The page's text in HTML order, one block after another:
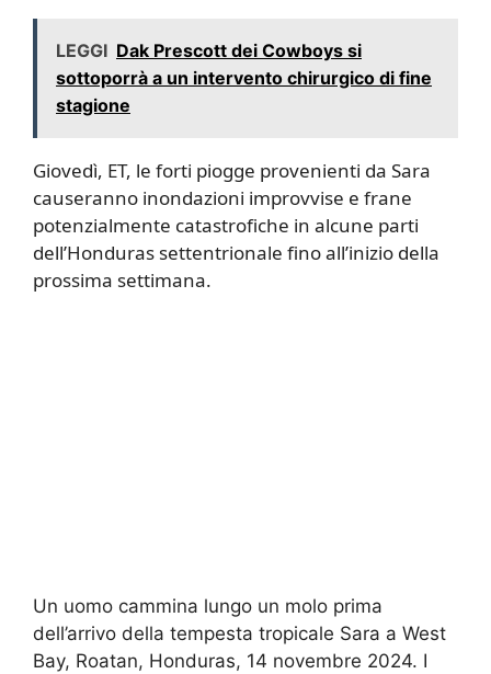
LEGGI Dak Prescott dei Cowboys si
sottoporrà a un intervento chirurgico di fine
stagione
Giovedì, ET, le forti piogge provenienti da Sara
causeranno inondazioni improvvise e frane
potenzialmente catastrofiche in alcune parti
dell’Honduras settentrionale fino all’inizio della
prossima settimana.
Un uomo cammina lungo un molo prima
dell’arrivo della tempesta tropicale Sara a West
Bay, Roatan, Honduras, 14 novembre 2024. I